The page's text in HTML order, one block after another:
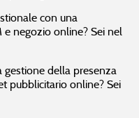
con una
negozio online? Sei nel
della presenza
pubblicitario online? Sei